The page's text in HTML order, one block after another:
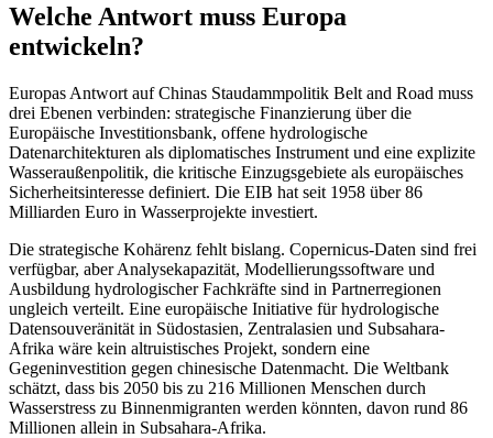
Welche Antwort muss Europa
entwickeln?
Europas Antwort auf Chinas Staudammpolitik Belt and Road muss
drei Ebenen verbinden: strategische Finanzierung über die
Europäische Investitionsbank, offene hydrologische
Datenarchitekturen als diplomatisches Instrument und eine explizite
Wasseraußenpolitik, die kritische Einzugsgebiete als europäisches
Sicherheitsinteresse definiert. Die EIB hat seit 1958 über 86
Milliarden Euro in Wasserprojekte investiert.
Die strategische Kohärenz fehlt bislang. Copernicus-Daten sind frei
verfügbar, aber Analysekapazität, Modellierungssoftware und
Ausbildung hydrologischer Fachkräfte sind in Partnerregionen
ungleich verteilt. Eine europäische Initiative für hydrologische
Datensouveränität in Südostasien, Zentralasien und Subsahara-
Afrika wäre kein altruistisches Projekt, sondern eine
Gegeninvestition gegen chinesische Datenmacht. Die Weltbank
schätzt, dass bis 2050 bis zu 216 Millionen Menschen durch
Wasserstress zu Binnenmigranten werden könnten, davon rund 86
Millionen allein in Subsahara-Afrika.